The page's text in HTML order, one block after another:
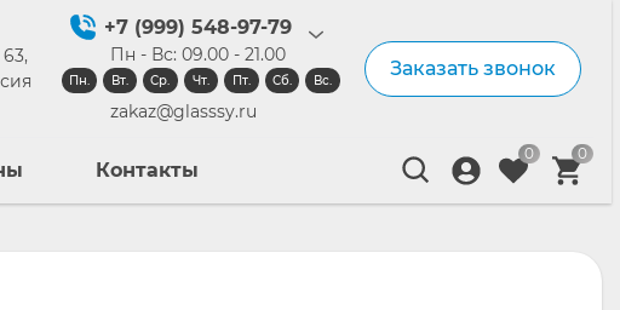
+7 (999) 548-97-79
Пн - Вс: 09.00 - 21.00
Пн. Вт. Ср. Чт. Пт. Сб. Вс.
zakaz@glasssy.ru
Заказать звонок
Контакты
0 0